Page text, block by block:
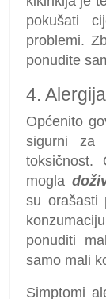
pokušati
problemi.
ponudite
4. Alergija
Općenito
sigurni za
toksičnost.
mogla
su orašasti
ponuditi
samo mali
Simptomi